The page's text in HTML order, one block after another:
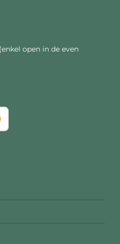
open in de even